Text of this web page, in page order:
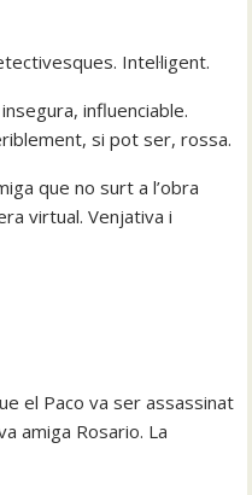
Intel·ligent.
influenciable.
si pot ser, rossa.
que no surt a l’obra
virtual. Venjativa i
el Paco va ser assassinat
amiga Rosario. La